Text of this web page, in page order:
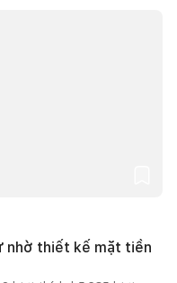
nhờ thiết kế mặt tiền